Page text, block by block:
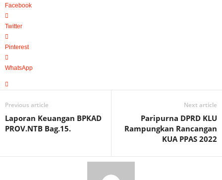
Facebook
Twitter
Pinterest
WhatsApp
Previous article
Laporan Keuangan BPKAD
PROV.NTB Bag.15.
Next article
Paripurna DPRD KLU
Rampungkan Rancangan
KUA PPAS 2022